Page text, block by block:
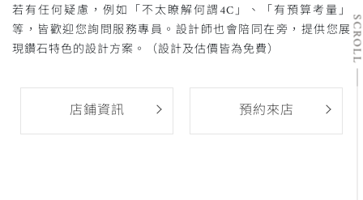
若有任何疑慮，例如「不太瞭解何謂4C」、「有預算考量」
等，皆歡迎您詢問服務專員。設計師也會陪同在旁，提供您展
現鑽石特色的設計方案。（設計及估價皆為免費）
店鋪資訊 預約來店